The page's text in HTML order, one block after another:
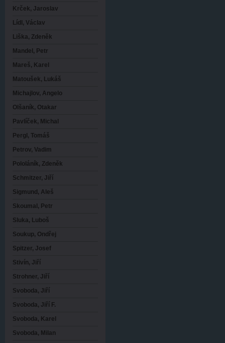
Krček, Jaroslav
Lídl, Václav
Liška, Zdeněk
Mandel, Petr
Mareš, Karel
Matoušek, Lukáš
Michajlov, Angelo
Olšaník, Otakar
Pavlíček, Michal
Pergl, Tomáš
Petrov, Vadim
Pololáník, Zdeněk
Schmitzer, Jiří
Sigmund, Aleš
Skoumal, Petr
Sluka, Luboš
Soukup, Ondřej
Spitzer, Josef
Stivín, Jiří
Strohner, Jiří
Svoboda, Jiří
Svoboda, Jiří F.
Svoboda, Karel
Svoboda, Milan